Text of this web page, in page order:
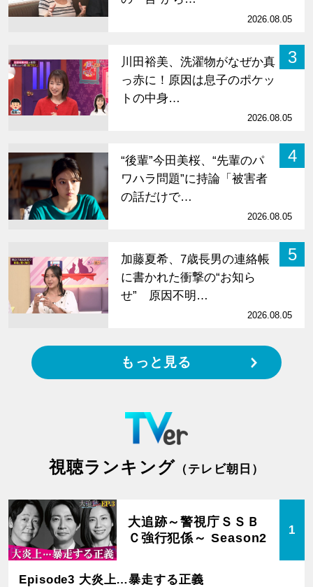
2026.08.05
3
川田裕美、洗濯物がなぜか真
っ赤に！原因は息子のポケッ
トの中身…
2026.08.05
4
“後輩”今田美桜、“先輩のパ
ワハラ問題”に持論「被害者
の話だけで…
2026.08.05
5
加藤夏希、7歳長男の連絡帳
に書かれた衝撃の“お知ら
せ” 原因不明…
2026.08.05
もっと見る
視聴ランキング （テレビ朝日）
大追跡～警視庁ＳＳＢ
Ｃ強行犯係～ Season2
1
Episode3 大炎上…暴走する正義